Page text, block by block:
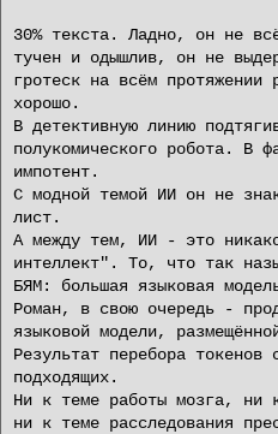
30% текста. Ладно, он не
тучен и одышлив, он не
гротеск на всём
хорошо.
В детективную линию
полукомического робота. В
импотент.
С модной темой ИИ он не
лист.
А между тем, ИИ - это
интеллект". То, что так
БЯМ: большая языковая
Роман, в свою очередь -
языковой модели,
Результат перебора токенов
подходящих.
Ни к теме работы мозга, ни
ни к теме расследования